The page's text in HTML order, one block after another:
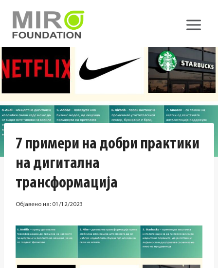
content
7 примери на добри практики
на дигитална
трансформација
Објавено на: 01/12/2023